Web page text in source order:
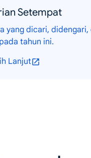
Setempat
yang dicari,
tahun ini.
Lanjut